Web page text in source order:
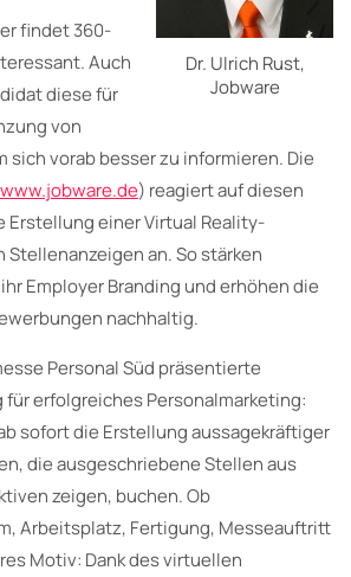
Dr. Ulrich Rust,
Jobware
findet 360-
Auch
diese für
von
sich vorab besser zu informieren. Die
www.jobware.de) reagiert auf diesen
Erstellung einer Virtual Reality-
Stellenanzeigen an. So stärken
Employer Branding und erhöhen die
nachhaltig.
Personal Süd präsentierte
für erfolgreiches Personalmarketing:
sofort die Erstellung aussagekräftiger
die ausgeschriebene Stellen aus
zeigen, buchen. Ob
Arbeitsplatz, Fertigung, Messeauftritt
Motiv: Dank des virtuellen